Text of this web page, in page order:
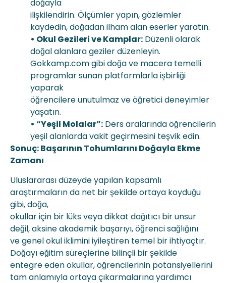
doğayla
ilişkilendirin. Ölçümler yapın, gözlemler
kaydedin, doğadan ilham alan eserler yaratın.
• Okul Gezileri ve Kamplar: Düzenli olarak
doğal alanlara geziler düzenleyin.
Gokkamp.com gibi doğa ve macera temelli
programlar sunan platformlarla işbirliği
yaparak
öğrencilere unutulmaz ve öğretici deneyimler
yaşatın.
• “Yeşil Molalar”: Ders aralarında öğrencilerin
yeşil alanlarda vakit geçirmesini teşvik edin.
Sonuç: Başarının Tohumlarını Doğayla Ekme
Zamanı
Uluslararası düzeyde yapılan kapsamlı
araştırmaların da net bir şekilde ortaya koyduğu
gibi, doğa,
okullar için bir lüks veya dikkat dağıtıcı bir unsur
değil, aksine akademik başarıyı, öğrenci sağlığını
ve genel okul iklimini iyileştiren temel bir ihtiyaçtır.
Doğayı eğitim süreçlerine bilinçli bir şekilde
entegre eden okullar, öğrencilerinin potansiyellerini
tam anlamıyla ortaya çıkarmalarına yardımcı